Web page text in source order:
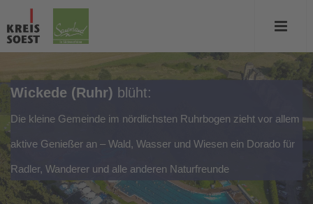
Wickede (Ruhr) blüht:
Die kleine Gemeinde im nördlichsten Ruhrbogen zieht vor allem
aktive Genießer an – Wald, Wasser und Wiesen ein Dorado für
Radler, Wanderer und alle anderen Naturfreunde